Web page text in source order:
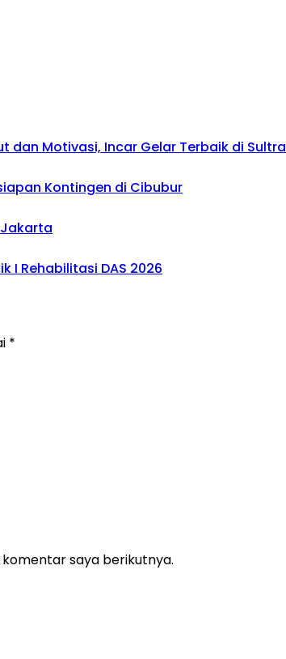
dan Motivasi, Incar Gelar Terbaik di Sultra
Kontingen di Cibubur
Jakarta
I Rehabilitasi DAS 2026
*
saya berikutnya.